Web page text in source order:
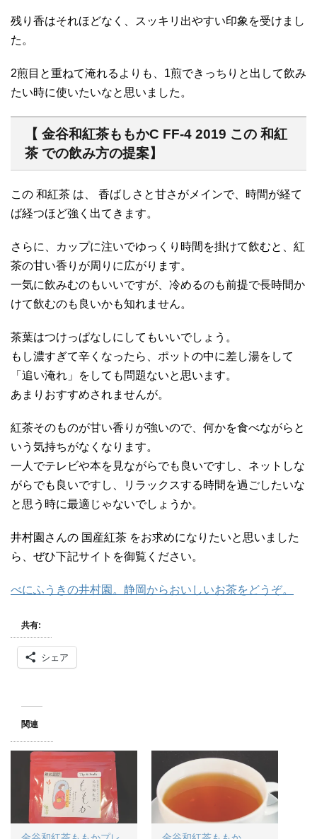
残り香はそれほどなく、スッキリ出やすい印象を受けまし
た。
2煎目と重ねて淹れるよりも、1煎できっちりと出して飲み
たい時に使いたいなと思いました。
【 金谷和紅茶ももかC FF-4 2019 この 和紅
茶 での飲み方の提案】
この 和紅茶 は、 香ばしさと甘さがメインで、時間が経て
ば経つほど強く出てきます。
さらに、カップに注いでゆっくり時間を掛けて飲むと、紅
茶の甘い香りが周りに広がります。
一気に飲みむのもいいですが、冷めるのも前提で長時間か
けて飲むのも良いかも知れません。
茶葉はつけっぱなしにしてもいいでしょう。
もし濃すぎて辛くなったら、ポットの中に差し湯をして
「追い淹れ」をしても問題ないと思います。
あまりおすすめされませんが。
紅茶そのものが甘い香りが強いので、何かを食べながらと
いう気持ちがなくなります。
一人でテレビや本を見ながらでも良いですし、ネットしな
がらでも良いですし、リラックスする時間を過ごしたいな
と思う時に最適じゃないでしょうか。
井村園さんの 国産紅茶 をお求めになりたいと思いました
ら、ぜひ下記サイトを御覧ください。
べにふうきの井村園。静岡からおいしいお茶をどうぞ。
共有:
シェア
関連